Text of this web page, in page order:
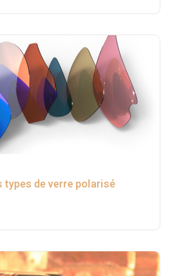
types de verre polarisé